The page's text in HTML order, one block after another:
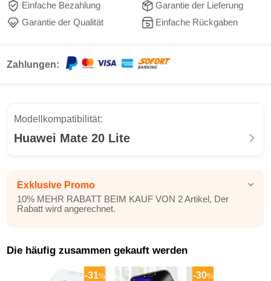
Einfache Bezahlung
Garantie der Lieferung
Garantie der Qualität
Einfache Rückgaben
Zahlungen:
Modellkompatibilität:
Huawei Mate 20 Lite
Exklusive Promo
10% MEHR RABATT BEIM KAUF VON 2 Artikel, Der
Rabatt wird angerechnet.
Die häufig zusammen gekauft werden
-31% -30%